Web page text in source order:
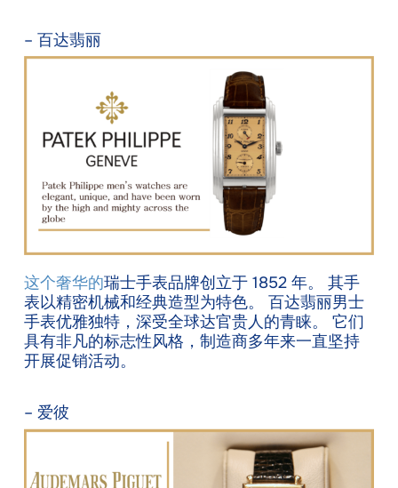
– 百达翡丽
这个奢华的瑞士手表品牌创立于 1852 年。 其手
表以精密机械和经典造型为特色。 百达翡丽男士
手表优雅独特，深受全球达官贵人的青睐。 它们
具有非凡的标志性风格，制造商多年来一直坚持
开展促销活动。
– 爱彼